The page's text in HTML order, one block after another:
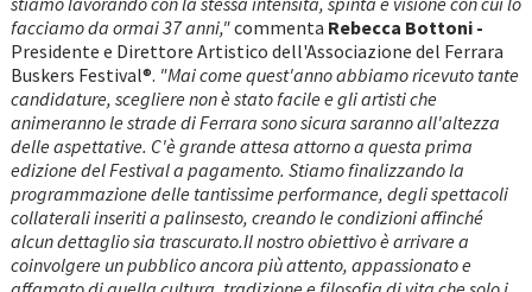
facciamo da ormai 37 anni,"commenta Rebecca Bottoni -
Presidente e Direttore Artistico dell'Associazione del Ferrara
Buskers Festival®. "Mai come quest'anno abbiamo ricevuto tante
candidature, scegliere non è stato facile e gli artisti che
animeranno le strade di Ferrara sono sicura saranno all'altezza
delle aspettative. C'è grande attesa attorno a questa prima
edizione del Festival a pagamento. Stiamo finalizzando la
programmazione delle tantissime performance, degli spettacoli
collaterali inseriti a palinsesto, creando le condizioni affinché
alcun dettaglio sia trascurato.Il nostro obiettivo è arrivare a
coinvolgere un pubblico ancora più attento, appassionato e